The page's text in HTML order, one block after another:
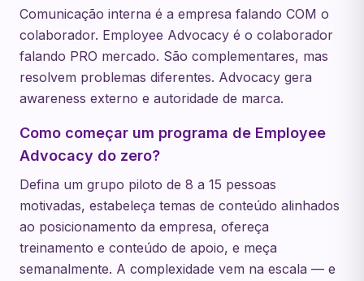
Comunicação interna é a empresa falando COM o
colaborador. Employee Advocacy é o colaborador
falando PRO mercado. São complementares, mas
resolvem problemas diferentes. Advocacy gera
awareness externo e autoridade de marca.
Como começar um programa de Employee
Advocacy do zero?
Defina um grupo piloto de 8 a 15 pessoas
motivadas, estabeleça temas de conteúdo alinhados
ao posicionamento da empresa, ofereça
treinamento e conteúdo de apoio, e meça
semanalmente. A complexidade vem na escala — e